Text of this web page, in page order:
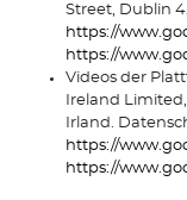
Street, Dublin
https://
https://
Videos der
Ireland
Irland.
https://
https://